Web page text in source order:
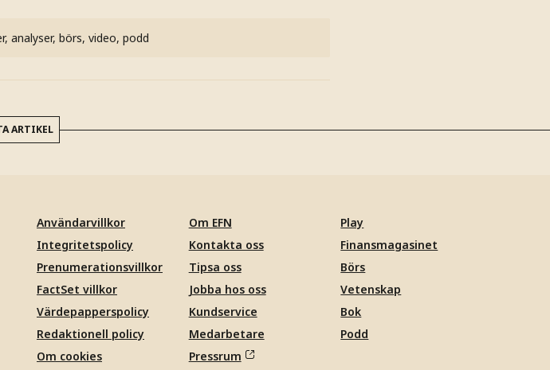
analyser, börs, video, podd
ARTIKEL
Användarvillkor
Integritetspolicy
Prenumerationsvillkor
FactSet villkor
Värdepapperspolicy
Redaktionell policy
Om cookies
Om EFN
Kontakta oss
Tipsa oss
Jobba hos oss
Kundservice
Medarbetare
Pressrum
Play
Finansmagasinet
Börs
Vetenskap
Bok
Podd